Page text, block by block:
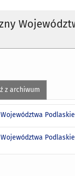
z archiwum